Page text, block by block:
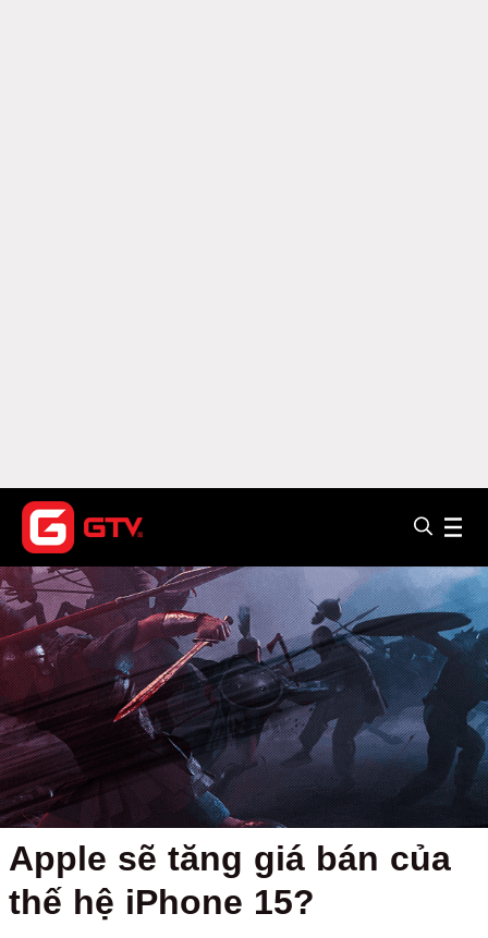
Apple sẽ tăng giá bán của
thế hệ iPhone 15?